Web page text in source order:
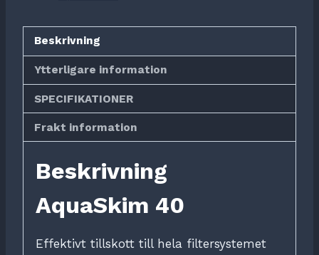
Beskrivning
Ytterligare information
SPECIFIKATIONER
Frakt information
Beskrivning
AquaSkim 40
Effektivt tillskott till hela filtersystemet